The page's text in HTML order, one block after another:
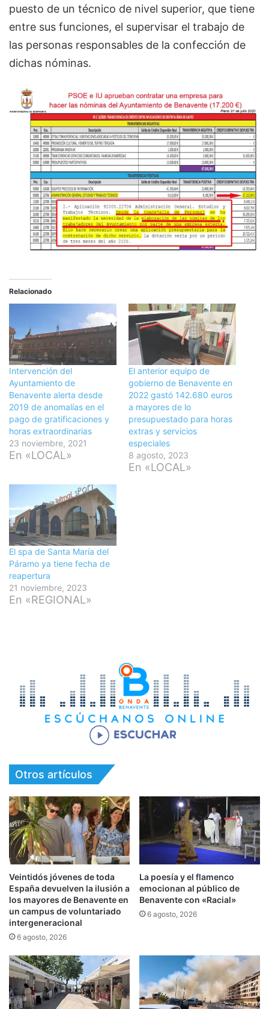
puesto de un técnico de nivel superior, que tiene
entre sus funciones, el supervisar el trabajo de
las personas responsables de la confección de
dichas nóminas.
Relacionado
Intervención del
Ayuntamiento de
Benavente alerta desde
2019 de anomalías en el
pago de gratificaciones y
horas extraordinarias
23 noviembre, 2021
En «LOCAL»
El anterior equipo de
gobierno de Benavente en
2022 gastó 142.680 euros
a mayores de lo
presupuestado para horas
extras y servicios
especiales
8 agosto, 2023
En «LOCAL»
El spa de Santa María del
Páramo ya tiene fecha de
reapertura
21 noviembre, 2023
En «REGIONAL»
Otros artículos
Veintidós jóvenes de toda
España devuelven la ilusión a
los mayores de Benavente en
un campus de voluntariado
intergeneracional
6 agosto, 2026
La poesía y el flamenco
emocionan al público de
Benavente con «Racial»
6 agosto, 2026